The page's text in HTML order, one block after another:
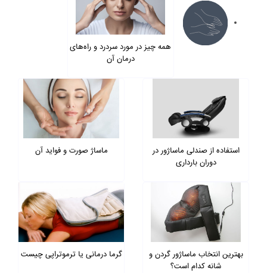
همه چیز در مورد سردرد و راه‌های
درمان آن
استفاده از صندلی ماساژور در
دوران بارداری
ماساژ صورت و فواید آن
بهترین انتخاب ماساژور گردن و
شانه کدام است؟
گرما درمانی یا ترموتراپی چیست